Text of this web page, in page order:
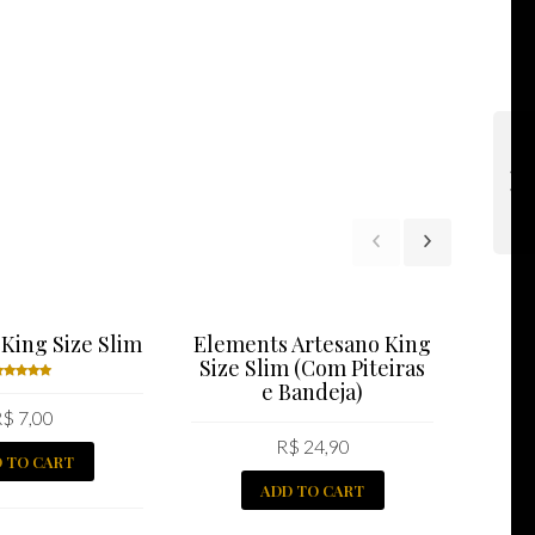
Size Slim
out
of 5
7,00
TO CART
Elements Artesano King
Size Slim (Com Piteiras
e Bandeja)
R$ 24,90
ADD TO CART